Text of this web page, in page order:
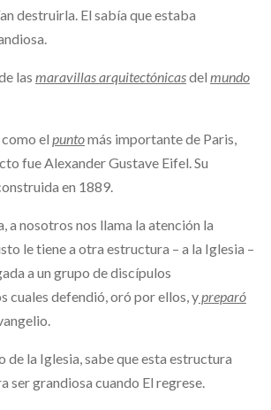
destruirla. El sabía que estaba
las maravillas arquitectónicasdel mundo
el puntomás importante de Paris,
fue Alexander Gustave Eifel. Su
en 1889.
a nosotros nos llama la atención la
le tiene a otra estructura – a la Iglesia –
a un grupo de discípulos
cuales defendió, oró por ellos, ypreparó
de la Iglesia, sabe que esta estructura
ser grandiosa cuando El regrese.